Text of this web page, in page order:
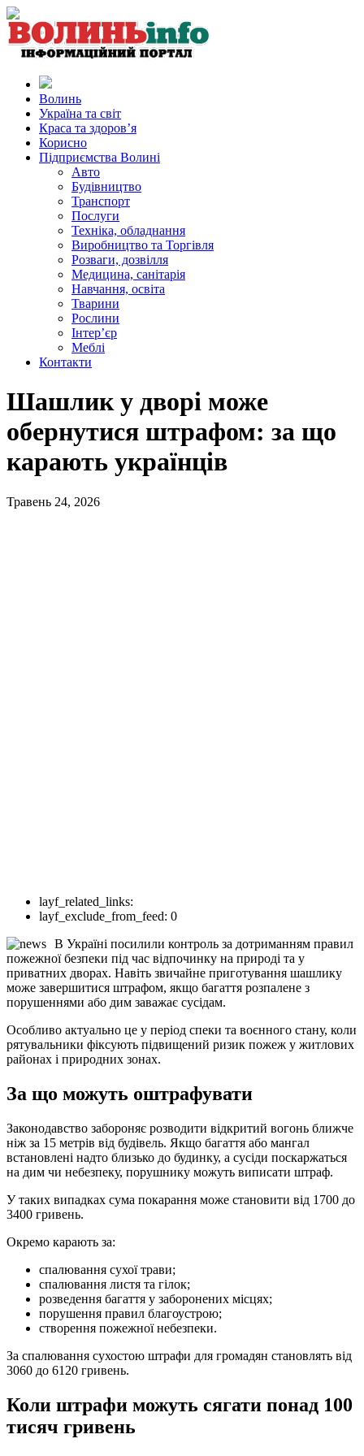
Волинь
Україна та світ
Краса та здоров’я
Корисно
Підприємства Волині
Авто
Будівництво
Транспорт
Послуги
Техніка, обладнання
Виробництво та Торгівля
Розваги, дозвілля
Медицина, санітарія
Навчання, освіта
Тварини
Рослини
Інтер’єр
Меблі
Контакти
Шашлик у дворі може
обернутися штрафом: за що
карають українців
Травень 24, 2026
layf_related_links:
layf_exclude_from_feed: 0
В Україні посилили контроль за дотриманням правил
пожежної безпеки під час відпочинку на природі та у
приватних дворах. Навіть звичайне приготування шашлику
може завершитися штрафом, якщо багаття розпалене з
порушеннями або дим заважає сусідам.
Особливо актуально це у період спеки та воєнного стану, коли
рятувальники фіксують підвищений ризик пожеж у житлових
районах і природних зонах.
За що можуть оштрафувати
Законодавство забороняє розводити відкритий вогонь ближче
ніж за 15 метрів від будівель. Якщо багаття або мангал
встановлені надто близько до будинку, а сусіди поскаржаться
на дим чи небезпеку, порушнику можуть виписати штраф.
У таких випадках сума покарання може становити від 1700 до
3400 гривень.
Окремо карають за:
спалювання сухої трави;
спалювання листя та гілок;
розведення багаття у заборонених місцях;
порушення правил благоустрою;
створення пожежної небезпеки.
За спалювання сухостою штрафи для громадян становлять від
3060 до 6120 гривень.
Коли штрафи можуть сягати понад 100
тисяч гривень